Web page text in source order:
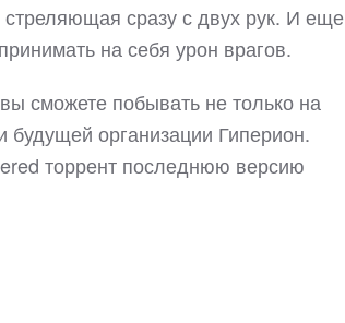
сразу с двух рук. И еще
на себя урон врагов.
сможете побывать не только на
организации Гиперион.
торрент последнюю версию